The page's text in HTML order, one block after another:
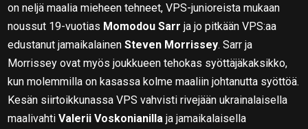
on neljä maalia mieheen tehneet, VPS-junioreista mukaan
noussut 19-vuotias Momodou Sarrja jo pitkään VPS:aa
edustanut jamaikalainenSteven Morrissey. Sarr ja
Morrissey ovat myös joukkueen tehokas syöttäjäkaksikko,
kun molemmilla on kasassa kolme maaliin johtanutta syöttöä.
Kesän siirtoikkunassa VPS vahvisti rivejään ukrainalaisella
maalivahtiValerii Voskonianilla ja jamaikalaisella